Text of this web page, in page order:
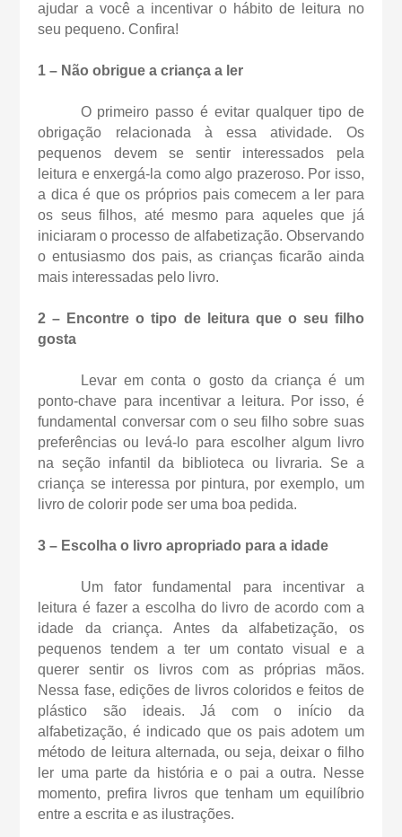
ajudar a você a incentivar o hábito de leitura no
seu pequeno. Confira!
1 – Não obrigue a criança a ler
O primeiro passo é evitar qualquer tipo de
obrigação relacionada à essa atividade. Os
pequenos devem se sentir interessados pela
leitura e enxergá-la como algo prazeroso. Por isso,
a dica é que os próprios pais comecem a ler para
os seus filhos, até mesmo para aqueles que já
iniciaram o processo de alfabetização. Observando
o entusiasmo dos pais, as crianças ficarão ainda
mais interessadas pelo livro.
2 – Encontre o tipo de leitura que o seu filho
gosta
Levar em conta o gosto da criança é um
ponto-chave para incentivar a leitura. Por isso, é
fundamental conversar com o seu filho sobre suas
preferências ou levá-lo para escolher algum livro
na seção infantil da biblioteca ou livraria. Se a
criança se interessa por pintura, por exemplo, um
livro de colorir pode ser uma boa pedida.
3 – Escolha o livro apropriado para a idade
Um fator fundamental para incentivar a
leitura é fazer a escolha do livro de acordo com a
idade da criança. Antes da alfabetização, os
pequenos tendem a ter um contato visual e a
querer sentir os livros com as próprias mãos.
Nessa fase, edições de livros coloridos e feitos de
plástico são ideais. Já com o início da
alfabetização, é indicado que os pais adotem um
método de leitura alternada, ou seja, deixar o filho
ler uma parte da história e o pai a outra. Nesse
momento, prefira livros que tenham um equilíbrio
entre a escrita e as ilustrações.